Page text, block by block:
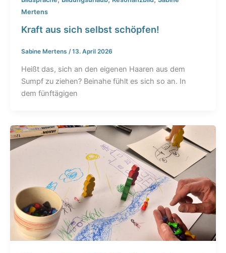
Mertens
Kraft aus sich selbst schöpfen!
Sabine Mertens /13. April 2026
Heißt das, sich an den eigenen Haaren aus dem
Sumpf zu ziehen? Beinahe fühlt es sich so an. In
dem fünftägigen